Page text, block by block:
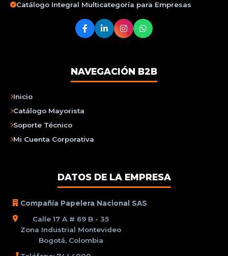
Catálogo Integral Multicategoría para Empresas
NAVEGACIÓN B2B
Inicio
Catálogo Mayorista
Soporte Técnico
Mi Cuenta Corporativa
DATOS DE LA EMPRESA
Compañía Papelera Nacional SAS
Calle 17 A # 69 B - 35
Zona Industrial Montevideo
Bogotá, Colombia